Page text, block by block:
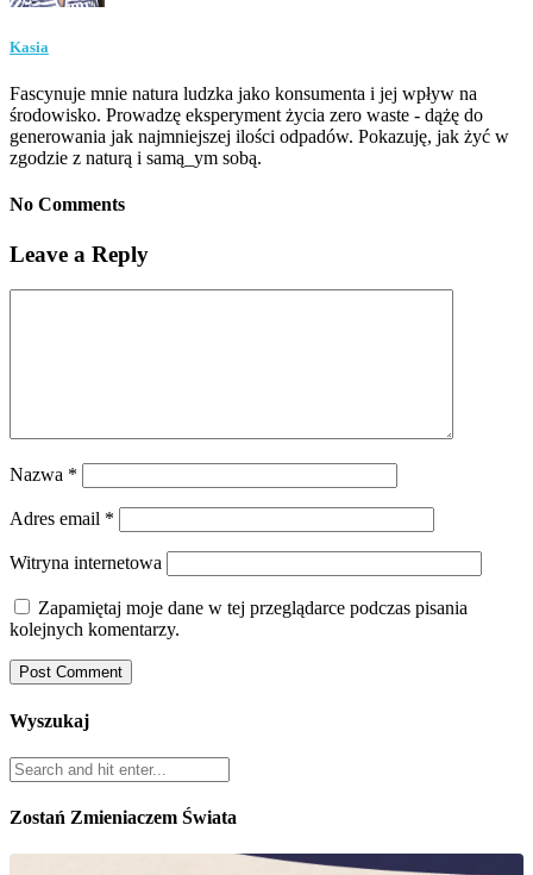
Kasia
Fascynuje mnie natura ludzka jako konsumenta i jej wpływ na
środowisko. Prowadzę eksperyment życia zero waste - dążę do
generowania jak najmniejszej ilości odpadów. Pokazuję, jak żyć w
zgodzie z naturą i samą_ym sobą.
No Comments
Leave a Reply
Nazwa *
Adres email *
Witryna internetowa
Zapamiętaj moje dane w tej przeglądarce podczas pisania
kolejnych komentarzy.
Wyszukaj
Zostań Zmieniaczem Świata